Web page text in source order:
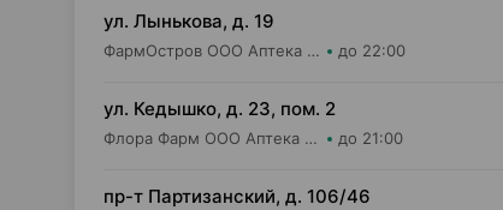
ул. Лынькова, д. 19
ФармОстров ООО Аптека №7 на Лынькова до 22:00
ул. Кедышко, д. 23, пом. 2
Флора Фарм ООО Аптека №21 до 21:00
пр-т Партизанский, д. 106/46